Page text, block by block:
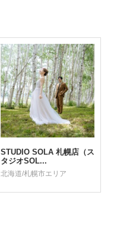
STUDIO SOLA 札幌店（ス
タジオSOL...
北海道/札幌市エリア